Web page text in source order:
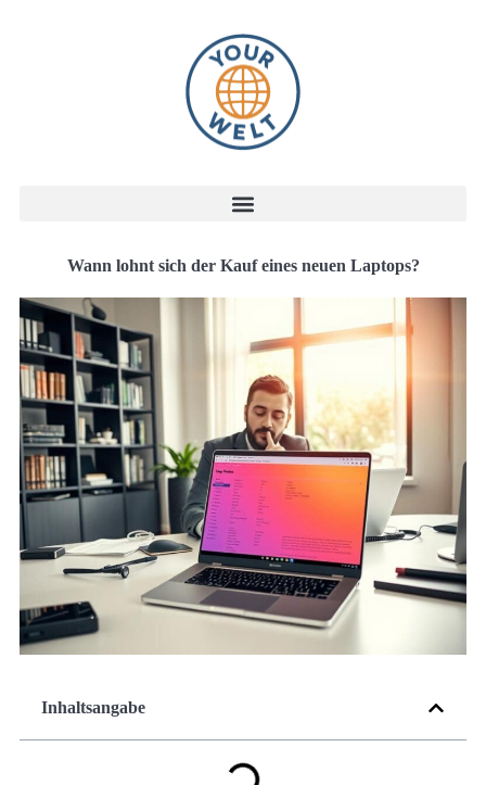
Wann lohnt sich der Kauf eines neuen Laptops?
Inhaltsangabe